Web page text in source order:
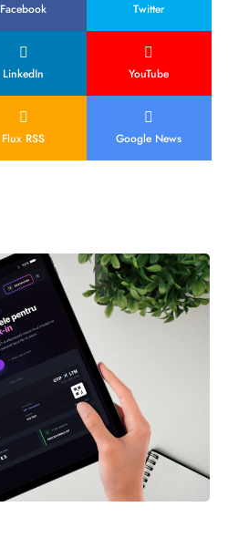
Facebook Twitter
LinkedIn YouTube
Flux RSS Google News